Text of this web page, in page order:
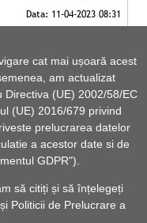
cat mai ușoară acest
am actualizat
(UE) 2002/58/EC
(UE) 2016/679 privind
prelucrarea datelor
a acestor date si de
GDPR").
să citiți și să înțelegeți
și Politicii de Prelucrare a